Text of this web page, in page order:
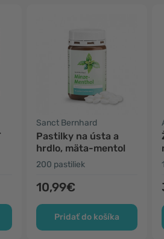
Sanct Bernhard
Pastilky na ústa a
hrdlo, mäta-mentol
200 pastiliek
10,99€
Pridať do košíka